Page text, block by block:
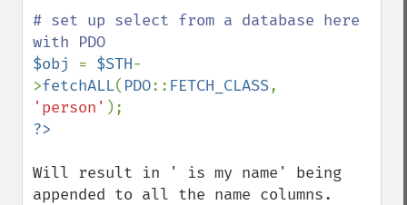
# set up select from a database here
$obj = $STH-
>fetchALL( PDO:: FETCH_CLASS
'person'
Will result in ' is my name' being
appended to all the name columns.